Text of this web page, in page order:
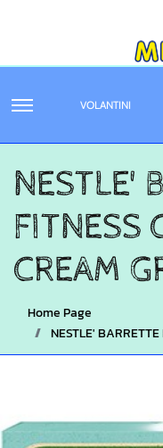
VOLANTINI
NESTLE'
FITNESS
CREAM
Home Page
NESTLE'